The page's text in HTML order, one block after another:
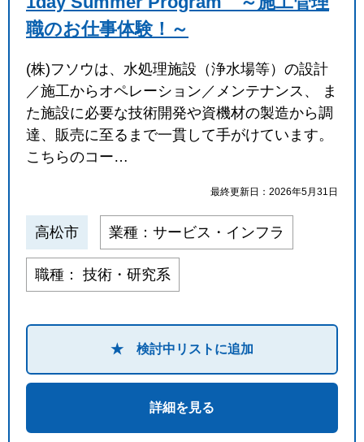
職のお仕事体験！～
(株)フソウは、水処理施設（浄水場等）の設計
／施工からオペレーション／メンテナンス、 ま
た施設に必要な技術開発や資機材の製造から調
達、販売に至るまで一貫して手がけています。
こちらのコー…
最終更新日：2026年5月31日
高松市 業種：サービス・インフラ
職種： 技術・研究系
★ 検討中リストに追加
詳細を見る